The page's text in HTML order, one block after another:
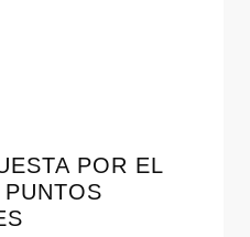
POR EL